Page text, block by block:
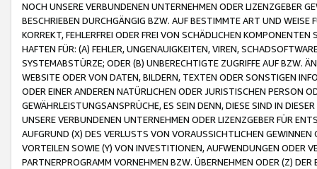
NOCH UNSERE VERBUNDENEN UNTERNEHMEN ODER LIZENZGEBER
BESCHRIEBEN DURCHGÄNGIG BZW. AUF BESTIMMTE ART UND
KORREKT, FEHLERFREI ODER FREI VON SCHÄDLICHEN
HAFTEN FÜR: (A) FEHLER, UNGENAUIGKEITEN, VIREN,
SYSTEMABSTÜRZE; ODER (B) UNBERECHTIGTE ZUGRIFFE AUF BZW.
WEBSITE ODER VON DATEN, BILDERN, TEXTEN ODER SONSTIGEN
ODER EINER ANDEREN NATÜRLICHEN ODER JURISTISCHEN PERSON
GEWÄHRLEISTUNGSANSPRÜCHE, ES SEIN DENN, DIESE SIND IN
UNSERE VERBUNDENEN UNTERNEHMEN ODER LIZENZGEBER FÜR
AUFGRUND (X) DES VERLUSTS VON VORAUSSICHTLICHEN
VORTEILEN SOWIE (Y) VON INVESTITIONEN, AUFWENDUNGEN ODER
PARTNERPROGRAMM VORNEHMEN BZW. ÜBERNEHMEN ODER (Z)